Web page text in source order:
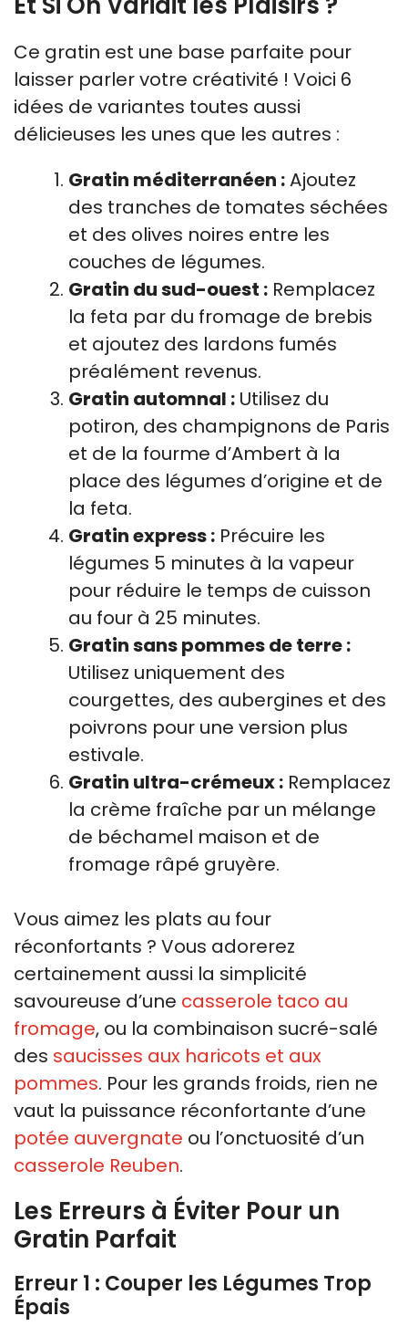
Ce gratin est une base parfaite pour
laisser parler votre créativité ! Voici 6
idées de variantes toutes aussi
délicieuses les unes que les autres :
Gratin méditerranéen :Ajoutez
des tranches de tomates séchées
et des olives noires entre les
couches de légumes.
Gratin du sud-ouest : Remplacez
la feta par du fromage de brebis
et ajoutez des lardons fumés
préalément revenus.
Gratin automnal : Utilisez du
potiron, des champignons de Paris
et de la fourme d’Ambert à la
place des légumes d’origine et de
la feta.
Gratin express : Précuire les
légumes 5 minutes à la vapeur
pour réduire le temps de cuisson
au four à 25 minutes.
Gratin sans pommes de terre :
Utilisez uniquement des
courgettes, des aubergines et des
poivrons pour une version plus
estivale.
Gratin ultra-crémeux : Remplacez
la crème fraîche par un mélange
de béchamel maison et de
fromage râpé gruyère.
Vous aimez les plats au four
réconfortants ? Vous adorerez
certainement aussi la simplicité
savoureuse d’une casserole taco au
fromage, ou la combinaison sucré-salé
des saucisses aux haricots et aux
pommes. Pour les grands froids, rien ne
vaut la puissance réconfortante d’une
potée auvergnate ou l’onctuosité d’un
casserole Reuben.
Les Erreurs à Éviter Pour un
Gratin Parfait
Erreur 1 : Couper les Légumes Trop
Épais